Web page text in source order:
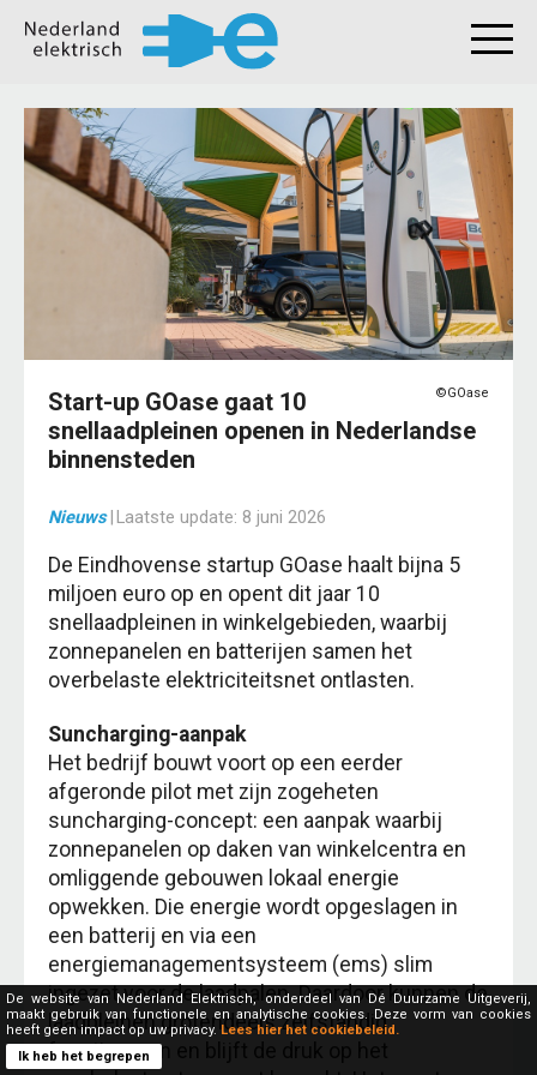
©GOase
Start-up GOase gaat 10
snellaadpleinen openen in Nederlandse
binnensteden
Nieuws|Laatste update: 8 juni 2026
De Eindhovense startup GOase haalt bijna 5
miljoen euro op en opent dit jaar 10
snellaadpleinen in winkelgebieden, waarbij
zonnepanelen en batterijen samen het
overbelaste elektriciteitsnet ontlasten.
Suncharging-aanpak
Het bedrijf bouwt voort op een eerder
afgeronde pilot met zijn zogeheten
suncharging-concept: een aanpak waarbij
zonnepanelen op daken van winkelcentra en
omliggende gebouwen lokaal energie
opwekken. Die energie wordt opgeslagen in
een batterij en via een
energiemanagementsysteem (ems) slim
ingezet voor de laadpalen. Daardoor kunnen de
laadpleinen grotendeels zelfstandig
functioneren en blijft de druk op het
De website van Nederland Elektrisch, onderdeel van Dé Duurzame Uitgeverij,
maakt gebruik van functionele en analytische cookies. Deze vorm van cookies
heeft geen impact op uw privacy. Lees hier het cookiebeleid.
Ik heb het begrepen